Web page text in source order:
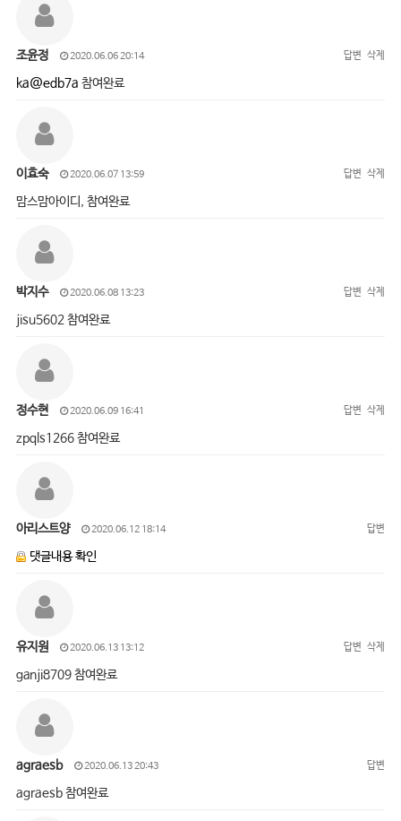
조윤정 2020.06.06 20:14 답변 삭제
ka@edb7a 참여완료
이효숙 2020.06.07 13:59 답변 삭제
맘스맘아이디, 참여완료
박지수 2020.06.08 13:23 답변 삭제
jisu5602 참여완료
정수현 2020.06.09 16:41 답변 삭제
zpqls1266 참여완료
아리스트양 2020.06.12 18:14 답변
댓글내용 확인
유지원 2020.06.13 13:12 답변 삭제
ganji8709 참여완료
agraesb 2020.06.13 20:43 답변
agraesb 참여완료